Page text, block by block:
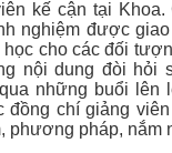
kế cận tại
nghiệm được
học cho các đối
nội dung đòi hỏi
những buổi lên
đồng chí giảng
phương pháp, nắm